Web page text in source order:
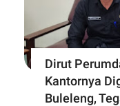
Dirut
Kantornya
Buleleng,